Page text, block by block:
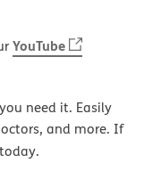
YouTube
need it. Easily
and more. If
today.